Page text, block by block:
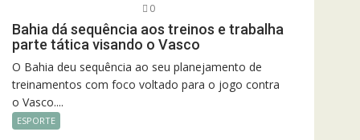
0
Bahia dá sequência aos treinos e trabalha
parte tática visando o Vasco
O Bahia deu sequência ao seu planejamento de
treinamentos com foco voltado para o jogo contra
o Vasco....
ESPORTE